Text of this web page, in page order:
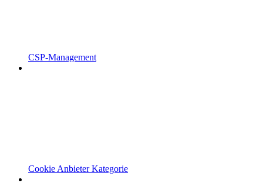
CSP-Management
Cookie Anbieter Kategorie